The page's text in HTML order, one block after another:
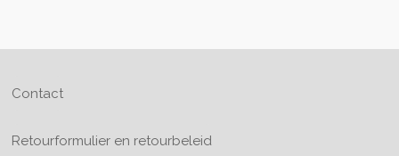
Contact
Retourformulier en retourbeleid